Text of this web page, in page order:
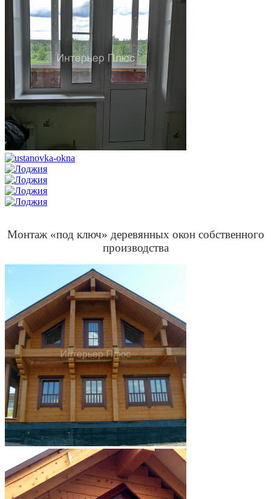
Монтаж «под ключ» деревянных окон собственного
производства